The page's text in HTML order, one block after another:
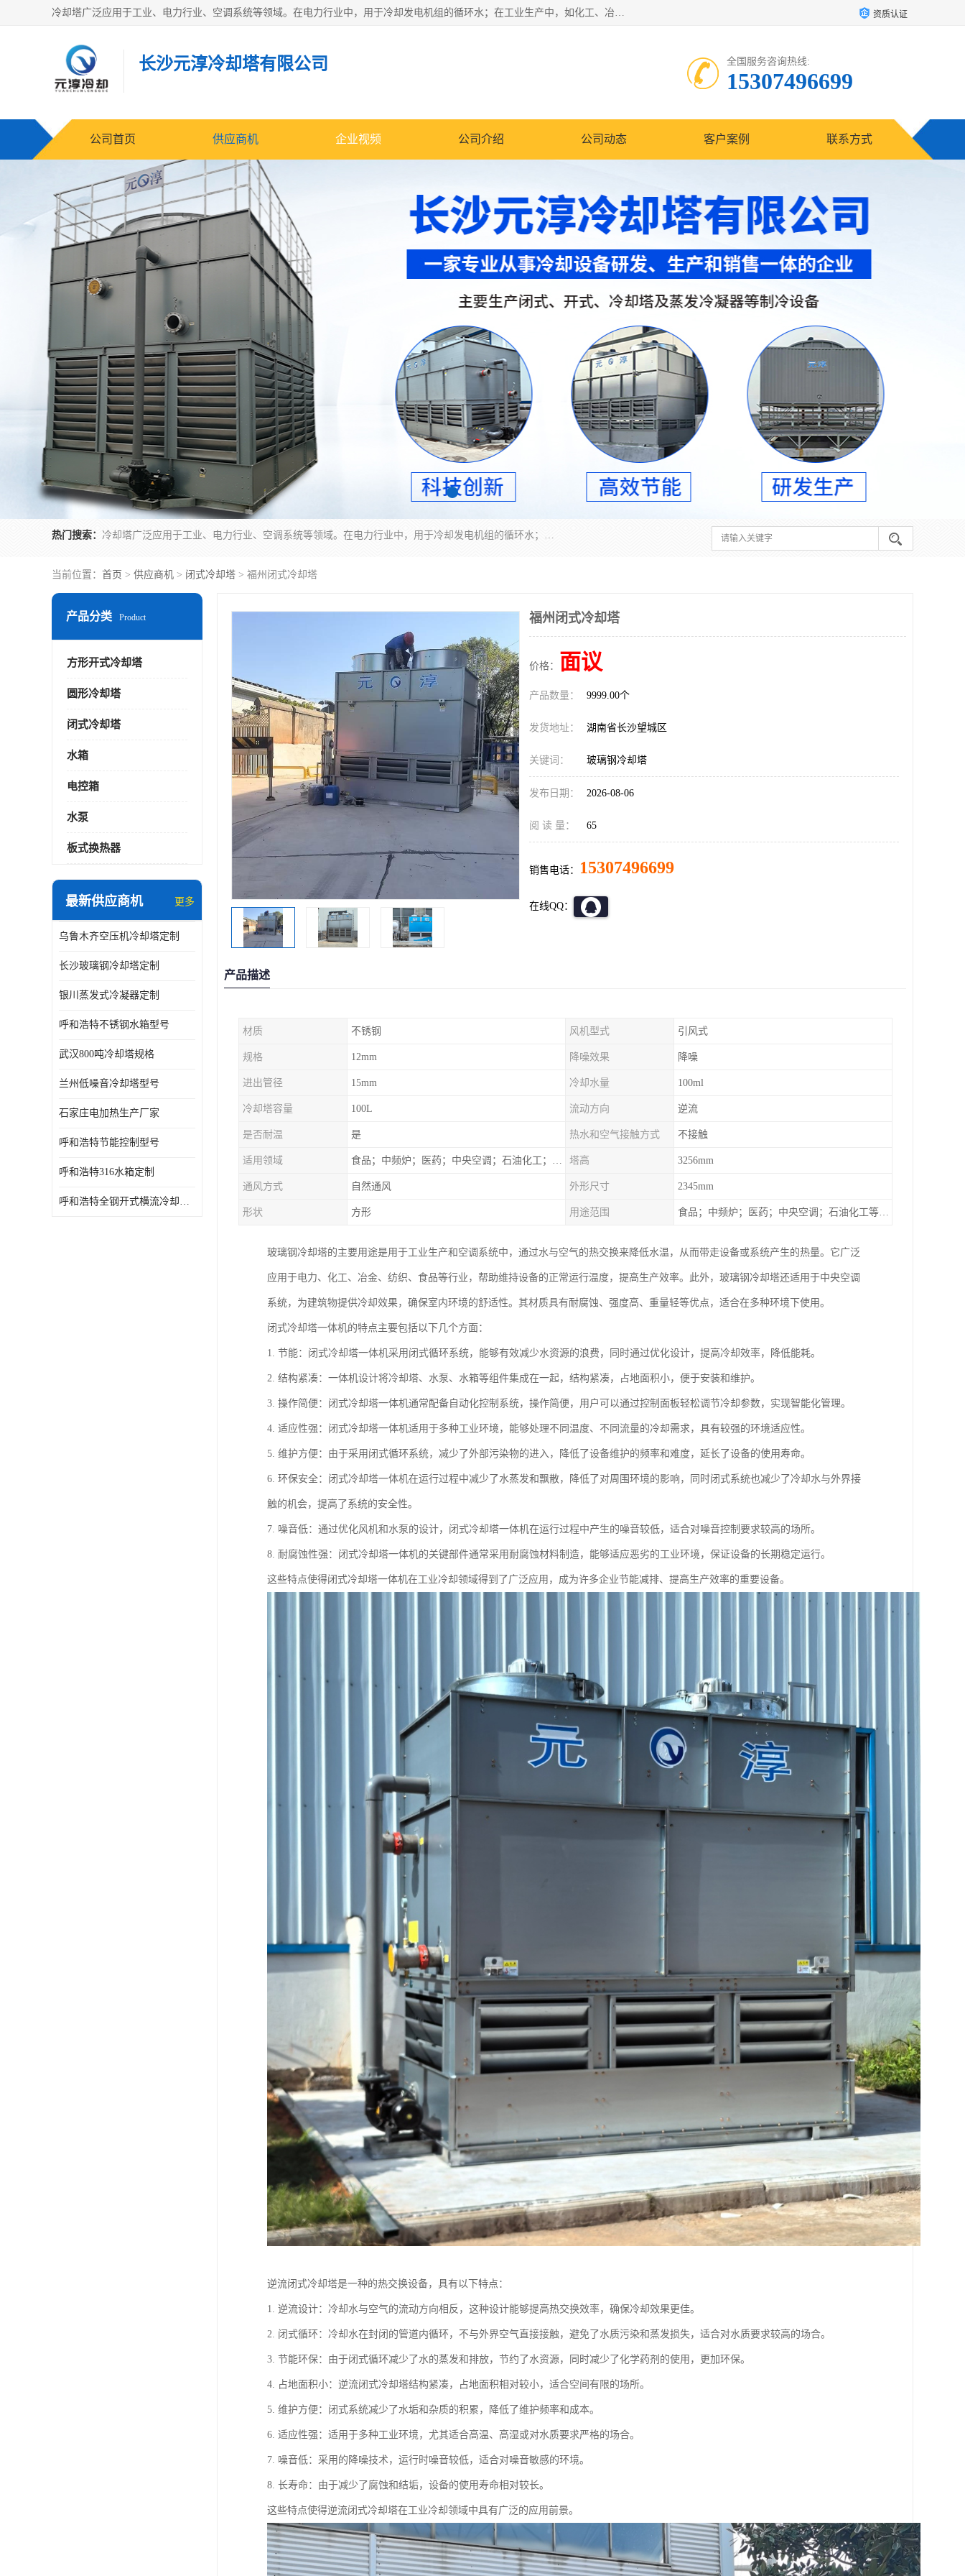
冷却塔广泛应用于工业、电力行业、空调系统等领域。在电力行业中，用于冷却发电机组的循环水；在工业生产中，如化工、冶金等行业，可降低生产过程中产生的热量；在空调系统中，为空调设备提供冷却水源 资质认证
长沙元淳冷却塔有限公司 全国服务咨询热线:
15307496699
公司首页 供应商机 企业视频 公司介绍 公司动态 客户案例 联系方式
热门搜索： 冷却塔广泛应用于工业、电力行业、空调系统等领域。在电力行业中，用于冷却发电机组的循环水；在工业生产中，如化工、冶金等行业，可降低生产过程中产生的热量；在空调系统中，为空调设备提供冷却水源
当前位置： 首页 > 供应商机 > 闭式冷却塔 > 福州闭式冷却塔
产品分类 Product
方形开式冷却塔
圆形冷却塔
闭式冷却塔
水箱
电控箱
水泵
板式换热器
最新供应商机 更多
乌鲁木齐空压机冷却塔定制
长沙玻璃钢冷却塔定制
银川蒸发式冷凝器定制
呼和浩特不锈钢水箱型号
武汉800吨冷却塔规格
兰州低噪音冷却塔型号
石家庄电加热生产厂家
呼和浩特节能控制型号
呼和浩特316水箱定制
呼和浩特全钢开式横流冷却塔型号
福州闭式冷却塔
价格： 面议
产品数量： 9999.00个
发货地址： 湖南省长沙望城区
关键词： 玻璃钢冷却塔
发布日期： 2026-08-06
阅 读 量： 65
销售电话： 15307496699
在线QQ：
产品描述
材质 不锈钢 风机型式 引风式
规格 12mm 降噪效果 降噪
进出管径 15mm 冷却水量 100ml
冷却塔容量 100L 流动方向 逆流
是否耐温 是 热水和空气接触方式 不接触
适用领域 食品；中频炉；医药；中央空调；石油化工；锻造；冶金；电子；新材料 塔高 3256mm
通风方式 自然通风 外形尺寸 2345mm
形状 方形 用途范围 食品；中频炉；医药；中央空调；石油化工等行业设备的换热降温
玻璃钢冷却塔的主要用途是用于工业生产和空调系统中，通过水与空气的热交换来降低水温，从而带走设备或系统产生的热量。它广泛
应用于电力、化工、冶金、纺织、食品等行业，帮助维持设备的正常运行温度，提高生产效率。此外，玻璃钢冷却塔还适用于中央空调
系统，为建筑物提供冷却效果，确保室内环境的舒适性。其材质具有耐腐蚀、强度高、重量轻等优点，适合在多种环境下使用。
闭式冷却塔一体机的特点主要包括以下几个方面：
1. 节能：闭式冷却塔一体机采用闭式循环系统，能够有效减少水资源的浪费，同时通过优化设计，提高冷却效率，降低能耗。
2. 结构紧凑：一体机设计将冷却塔、水泵、水箱等组件集成在一起，结构紧凑，占地面积小，便于安装和维护。
3. 操作简便：闭式冷却塔一体机通常配备自动化控制系统，操作简便，用户可以通过控制面板轻松调节冷却参数，实现智能化管理。
4. 适应性强：闭式冷却塔一体机适用于多种工业环境，能够处理不同温度、不同流量的冷却需求，具有较强的环境适应性。
5. 维护方便：由于采用闭式循环系统，减少了外部污染物的进入，降低了设备维护的频率和难度，延长了设备的使用寿命。
6. 环保安全：闭式冷却塔一体机在运行过程中减少了水蒸发和飘散，降低了对周围环境的影响，同时闭式系统也减少了冷却水与外界接
触的机会，提高了系统的安全性。
7. 噪音低：通过优化风机和水泵的设计，闭式冷却塔一体机在运行过程中产生的噪音较低，适合对噪音控制要求较高的场所。
8. 耐腐蚀性强：闭式冷却塔一体机的关键部件通常采用耐腐蚀材料制造，能够适应恶劣的工业环境，保证设备的长期稳定运行。
这些特点使得闭式冷却塔一体机在工业冷却领域得到了广泛应用，成为许多企业节能减排、提高生产效率的重要设备。
逆流闭式冷却塔是一种的热交换设备，具有以下特点：
1. 逆流设计：冷却水与空气的流动方向相反，这种设计能够提高热交换效率，确保冷却效果更佳。
2. 闭式循环：冷却水在封闭的管道内循环，不与外界空气直接接触，避免了水质污染和蒸发损失，适合对水质要求较高的场合。
3. 节能环保：由于闭式循环减少了水的蒸发和排放，节约了水资源，同时减少了化学药剂的使用，更加环保。
4. 占地面积小：逆流闭式冷却塔结构紧凑，占地面积相对较小，适合空间有限的场所。
5. 维护方便：闭式系统减少了水垢和杂质的积累，降低了维护频率和成本。
6. 适应性强：适用于多种工业环境，尤其适合高温、高湿或对水质要求严格的场合。
7. 噪音低：采用的降噪技术，运行时噪音较低，适合对噪音敏感的环境。
8. 长寿命：由于减少了腐蚀和结垢，设备的使用寿命相对较长。
这些特点使得逆流闭式冷却塔在工业冷却领域中具有广泛的应用前景。